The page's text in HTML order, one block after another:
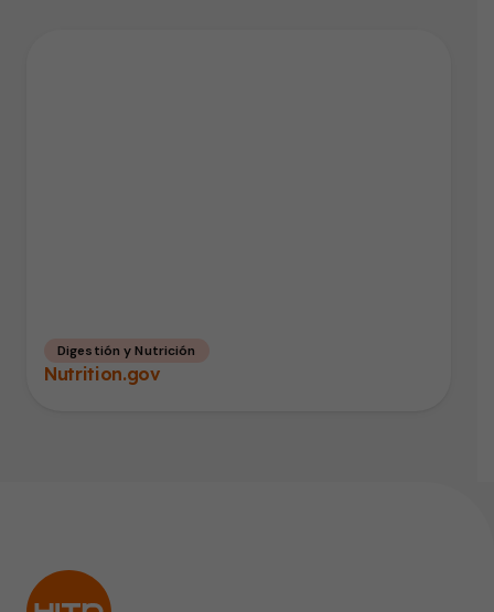
Digestión y Nutrición
Nutrition.gov